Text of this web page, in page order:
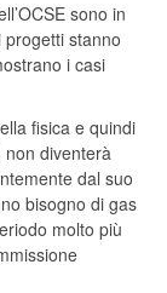
sono in
stanno
i casi
fisica e quindi
non diventerà
dal suo
bisogno di gas
molto più